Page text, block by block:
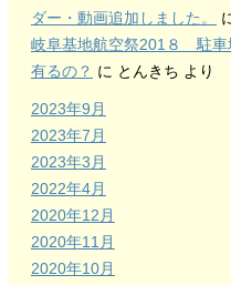
ダー・動画追加しました。
岐阜基地航空祭201８ 駐
有るの？ に とんきち より
2023年9月
2023年7月
2023年3月
2022年4月
2020年12月
2020年11月
2020年10月